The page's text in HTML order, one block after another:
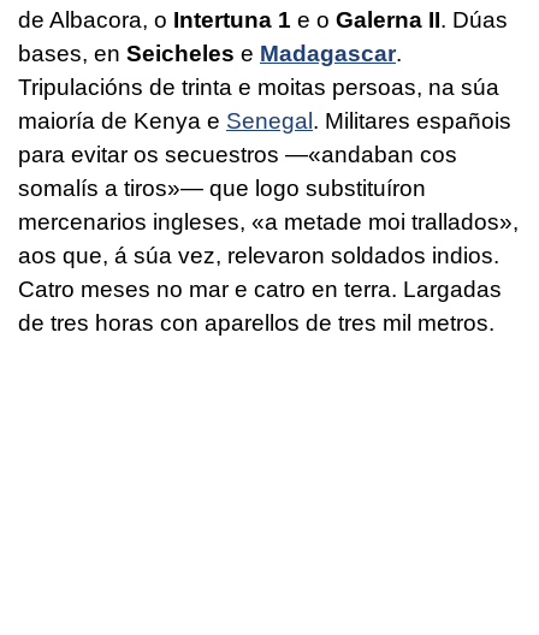
de Albacora, o Intertuna 1 e o Galerna II. Dúas
bases, en Seicheles e Madagascar.
Tripulacións de trinta e moitas persoas, na súa
maioría de Kenya e Senegal . Militares españois
para evitar os secuestros —«andaban cos
somalís a tiros»— que logo substituíron
mercenarios ingleses, «a metade moi trallados»,
aos que, á súa vez, relevaron soldados indios.
Catro meses no mar e catro en terra. Largadas
de tres horas con aparellos de tres mil metros.